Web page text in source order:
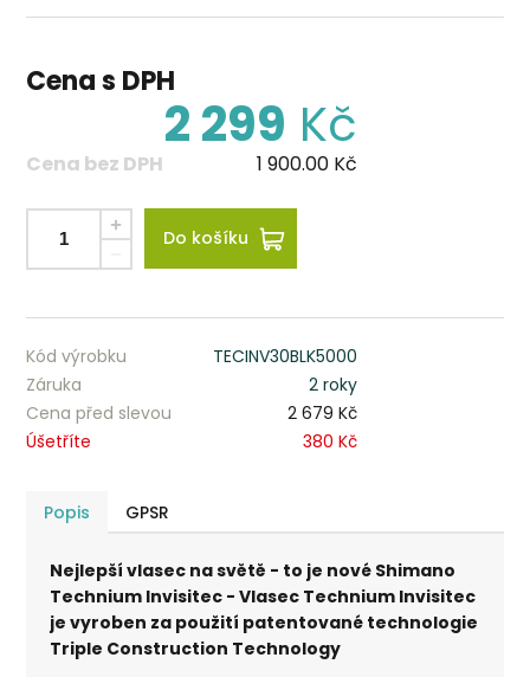
Cena s DPH
2 299 Kč
Cena bez DPH 1 900.00 Kč
Do košíku
Kód výrobku
TECINV30BLK5000
Záruka
2 roky
Cena před slevou
2 679 Kč
Úšetříte
380 Kč
Popis GPSR
Nejlepší vlasec na světě - to je nové Shimano
Technium Invisitec - Vlasec Technium Invisitec
je vyroben za použití patentované technologie
Triple Construction Technology